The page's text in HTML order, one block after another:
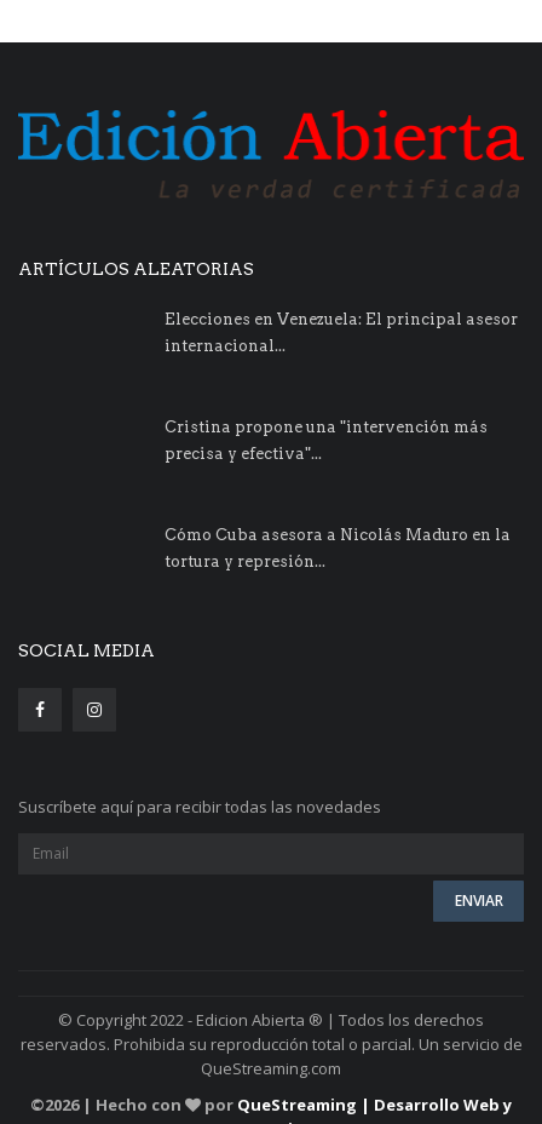
ARTÍCULOS ALEATORIAS
Elecciones en Venezuela: El principal asesor
internacional...
Cristina propone una "intervención más
precisa y efectiva"...
Cómo Cuba asesora a Nicolás Maduro en la
tortura y represión...
SOCIAL MEDIA
Suscríbete aquí para recibir todas las novedades
© Copyright 2022 - Edicion Abierta ® | Todos los derechos
reservados. Prohibida su reproducción total o parcial. Un servicio de
QueStreaming.com
©2026 | Hecho con por QueStreaming | Desarrollo Web y